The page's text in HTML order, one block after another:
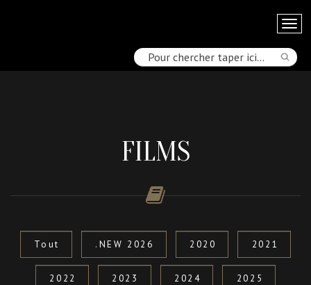
FILMS
Tout .NEW 2026 2020 2021
2022 2023 2024 2025